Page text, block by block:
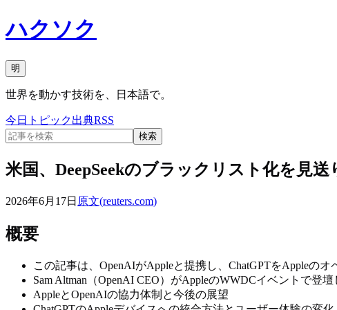
ハクソク
明
世界を動かす技術を、日本語で。
今日 トピック出典RSS
検索
米国、DeepSeekのブラックリスト化を見
2026年6月17日 原文(reuters.com)
概要
この記事は、OpenAIがAppleと提携し、ChatGPTをAppleの
Sam Altman（OpenAI CEO）がAppleのWWDCイベントで登
AppleとOpenAIの協力体制と今後の展望